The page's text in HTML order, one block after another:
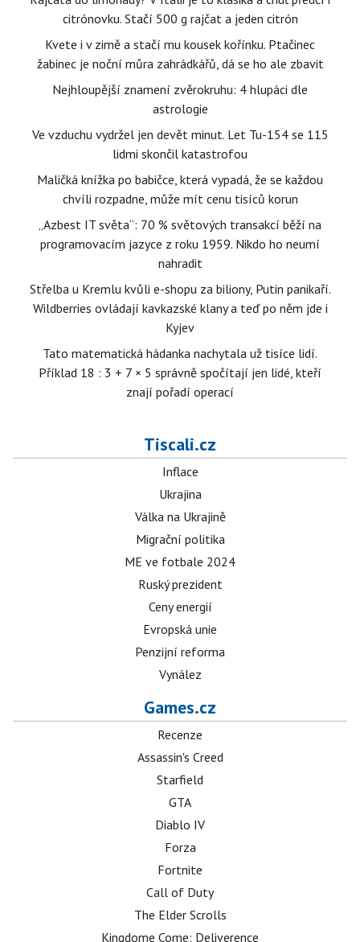
citrónovku. Stačí 500 g rajčat a jeden citrón
Kvete i v zimě a stačí mu kousek kořínku. Ptačinec
žabinec je noční můra zahrádkářů, dá se ho ale zbavit
Nejhloupější znamení zvěrokruhu: 4 hlupáci dle
astrologie
Ve vzduchu vydržel jen devět minut. Let Tu-154 se 115
lidmi skončil katastrofou
Maličká knížka po babičce, která vypadá, že se každou
chvíli rozpadne, může mít cenu tisíců korun
„Azbest IT světa“: 70 % světových transakcí běží na
programovacím jazyce z roku 1959. Nikdo ho neumí
nahradit
Střelba u Kremlu kvůli e-shopu za biliony, Putin panikaří.
Wildberries ovládají kavkazské klany a teď po něm jde i
Kyjev
Tato matematická hádanka nachytala už tisíce lidí.
Příklad 18 : 3 + 7 × 5 správně spočítají jen lidé, kteří
znají pořadí operací
Tiscali.cz
Inflace
Ukrajina
Válka na Ukrajině
Migrační politika
ME ve fotbale 2024
Ruský prezident
Ceny energií
Evropská unie
Penzijní reforma
Vynález
Games.cz
Recenze
Assassin's Creed
Starfield
GTA
Diablo IV
Forza
Fortnite
Call of Duty
The Elder Scrolls
Kingdome Come: Deliverence